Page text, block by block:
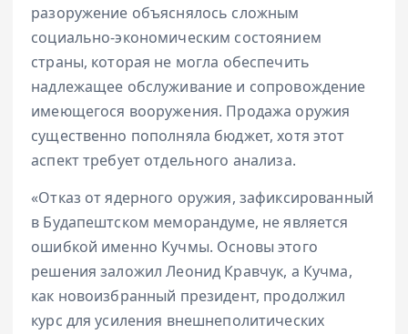
разоружение объяснялось сложным
социально-экономическим состоянием
страны, которая не могла обеспечить
надлежащее обслуживание и сопровождение
имеющегося вооружения. Продажа оружия
существенно пополняла бюджет, хотя этот
аспект требует отдельного анализа.
«Отказ от ядерного оружия, зафиксированный
в Будапештском меморандуме, не является
ошибкой именно Кучмы. Основы этого
решения заложил Леонид Кравчук, а Кучма,
как новоизбранный президент, продолжил
курс для усиления внешнеполитических